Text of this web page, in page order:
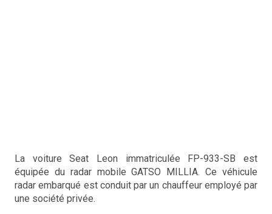
La voiture Seat Leon immatriculée FP-933-SB est
équipée du radar mobile GATSO MILLIA. Ce véhicule
radar embarqué est conduit par un chauffeur employé par
une société privée.